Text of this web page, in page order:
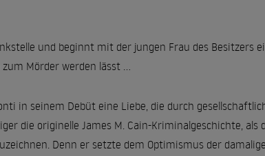
und beginnt mit der jungen Frau des Besitzers
Mörder werden lässt ...
in seinem Debüt eine Liebe, die durch
die originelle James M. Cain-Kriminalgeschichte, als
Denn er setzte dem Optimismus der